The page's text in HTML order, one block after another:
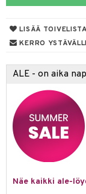
LISÄÄ
KERRO
ALE - on aika
Näe kaikki ale-
hoito
iho
iho
iho
Päivävoide
hoito
tarvikkeet
/ Kajaali
&
Lapset
Set
tuotteet
hoito
poisto
tuotteet
shave balm
shave lotion
de cologne
de toilette